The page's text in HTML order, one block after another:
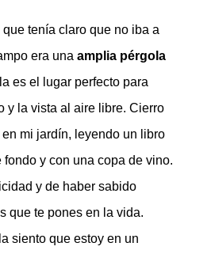
tenía claro que no iba a
era una amplia pérgola
es el lugar perfecto para
y la vista al aire libre. Cierro
mi jardín, leyendo un libro
y con una copa de vino.
y de haber sabido
que te pones en la vida.
siento que estoy en un